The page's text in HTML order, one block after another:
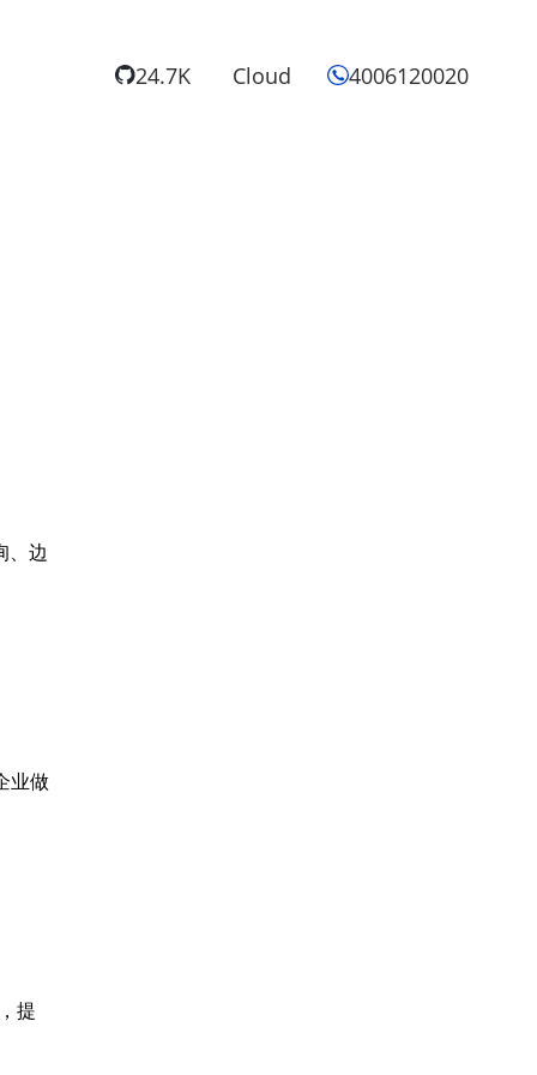
24.7K Cloud 4006120020
、边
业做
提